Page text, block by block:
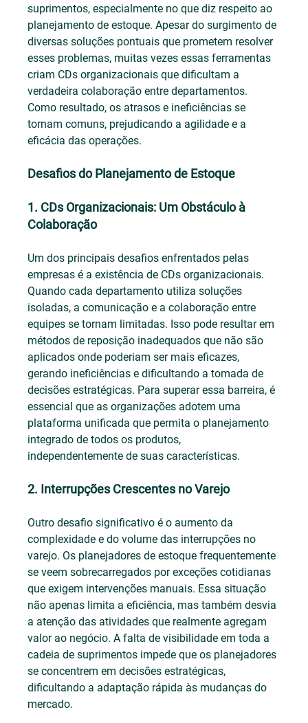
suprimentos, especialmente no que diz respeito ao
planejamento de estoque. Apesar do surgimento de
diversas soluções pontuais que prometem resolver
esses problemas, muitas vezes essas ferramentas
criam CDs organizacionais que dificultam a
verdadeira colaboração entre departamentos.
Como resultado, os atrasos e ineficiências se
tornam comuns, prejudicando a agilidade e a
eficácia das operações.
Desafios do Planejamento de Estoque
1. CDs Organizacionais: Um Obstáculo à
Colaboração
Um dos principais desafios enfrentados pelas
empresas é a existência de CDs organizacionais.
Quando cada departamento utiliza soluções
isoladas, a comunicação e a colaboração entre
equipes se tornam limitadas. Isso pode resultar em
métodos de reposição inadequados que não são
aplicados onde poderiam ser mais eficazes,
gerando ineficiências e dificultando a tomada de
decisões estratégicas. Para superar essa barreira, é
essencial que as organizações adotem uma
plataforma unificada que permita o planejamento
integrado de todos os produtos,
independentemente de suas características.
2. Interrupções Crescentes no Varejo
Outro desafio significativo é o aumento da
complexidade e do volume das interrupções no
varejo. Os planejadores de estoque frequentemente
se veem sobrecarregados por exceções cotidianas
que exigem intervenções manuais. Essa situação
não apenas limita a eficiência, mas também desvia
a atenção das atividades que realmente agregam
valor ao negócio. A falta de visibilidade em toda a
cadeia de suprimentos impede que os planejadores
se concentrem em decisões estratégicas,
dificultando a adaptação rápida às mudanças do
mercado.